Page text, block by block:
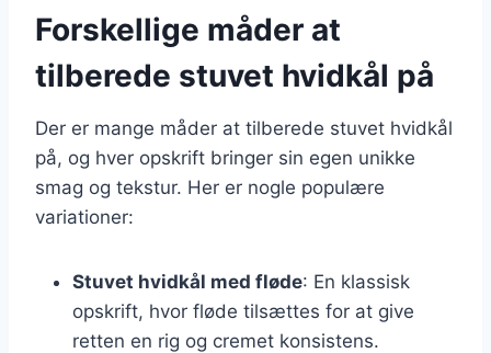
Forskellige måder at
tilberede stuvet hvidkål på
Der er mange måder at tilberede stuvet hvidkål
på, og hver opskrift bringer sin egen unikke
smag og tekstur. Her er nogle populære
variationer:
Stuvet hvidkål med fløde: En klassisk
opskrift, hvor fløde tilsættes for at give
retten en rig og cremet konsistens.